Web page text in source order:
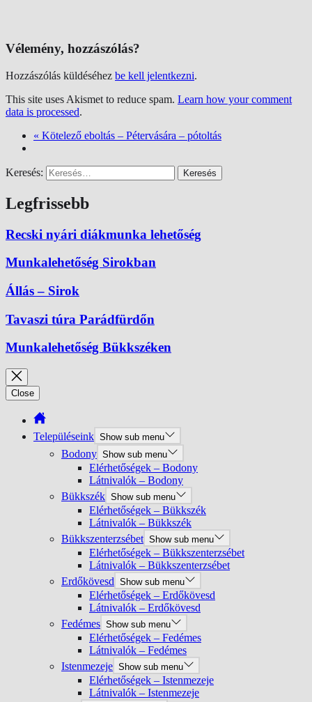
Vélemény, hozzászólás?
Hozzászólás küldéséhez be kell jelentkezni.
This site uses Akismet to reduce spam. Learn how your comment
data is processed.
« Kötelező eboltás – Pétervására – pótoltás
Keresés:
Legfrissebb
Recski nyári diákmunka lehetőség
Munkalehetőség Sirokban
Állás – Sirok
Tavaszi túra Parádfürdőn
Munkalehetőség Bükkszéken
Close
Településeink Show sub menu
Bodony Show sub menu
Elérhetőségek – Bodony
Látnivalók – Bodony
Bükkszék Show sub menu
Elérhetőségek – Bükkszék
Látnivalók – Bükkszék
Bükkszenterzsébet Show sub menu
Elérhetőségek – Bükkszenterzsébet
Látnivalók – Bükkszenterzsébet
Erdőkövesd Show sub menu
Elérhetőségek – Erdőkövesd
Látnivalók – Erdőkövesd
Fedémes Show sub menu
Elérhetőségek – Fedémes
Látnivalók – Fedémes
Istenmezeje Show sub menu
Elérhetőségek – Istenmezeje
Látnivalók – Istenmezeje